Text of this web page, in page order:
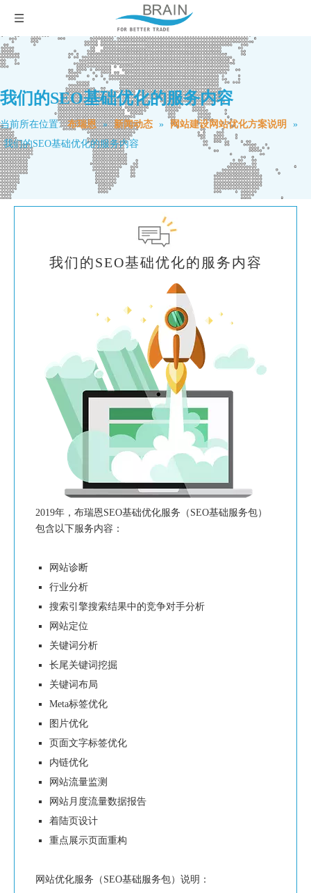
我们的SEO基础优化的服务内容
当前所在位置: 布瑞恩 » 新闻动态 » 网站建设网站优化方案说明
»
我们的SEO基础优化的服务内容
我们的SEO基础优化的服务内容
2019年，布瑞恩SEO基础优化服务（SEO基础服务包）
包含以下服务内容：
网站诊断
行业分析
搜索引擎搜索结果中的竞争对手分析
网站定位
关键词分析
长尾关键词挖掘
关键词布局
Meta标签优化
图片优化
页面文字标签优化
内链优化
网站流量监测
网站月度流量数据报告
着陆页设计
重点展示页面重构
网站优化服务（SEO基础服务包）说明：